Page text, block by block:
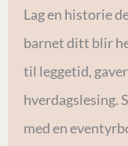
Lag en historie
barnet ditt blir
til leggetid,
hverdagslesing.
med en